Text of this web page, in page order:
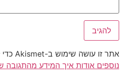
אתר זו עושה שימוש ב-Akismet כדי לסנן תגובות זבל.
נוספים אודות איך המידע מהתגובה